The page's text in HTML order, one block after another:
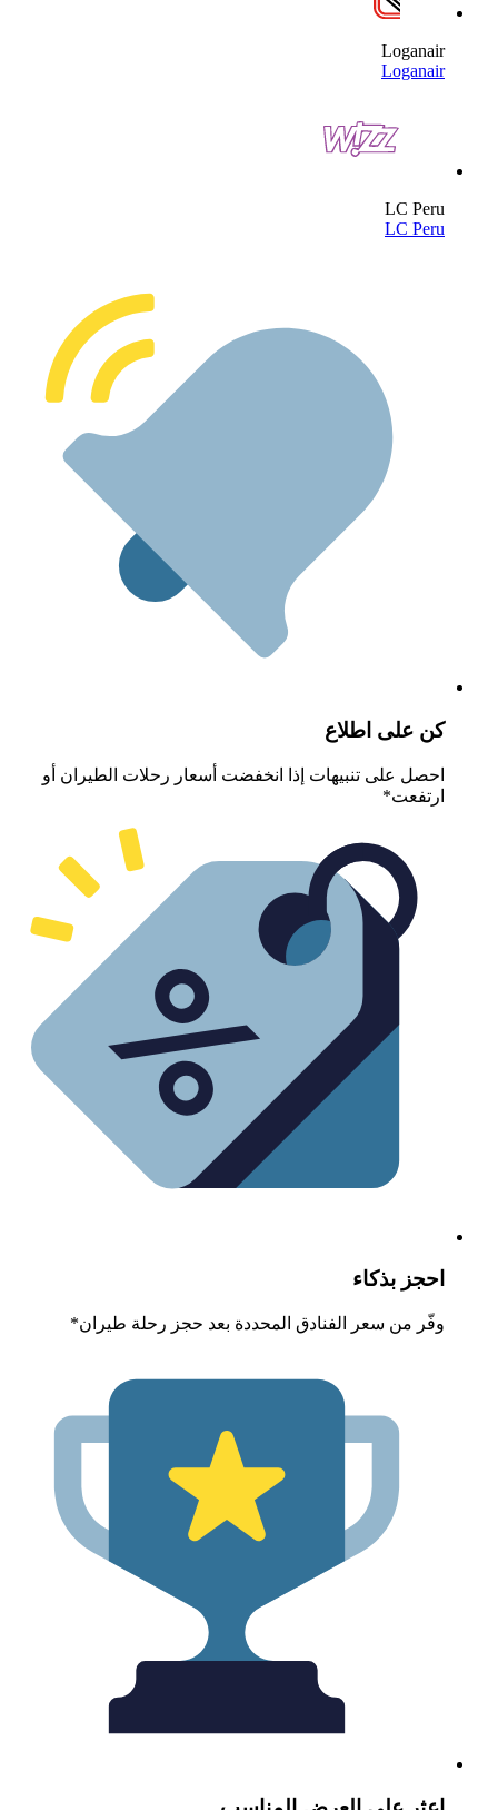
LC
LC
على اطلاع
على تنبيهات إذا انخفضت أسعار رحلات الطيران أو
بذكاء
من سعر الفنادق المحددة بعد حجز رحلة طيران*